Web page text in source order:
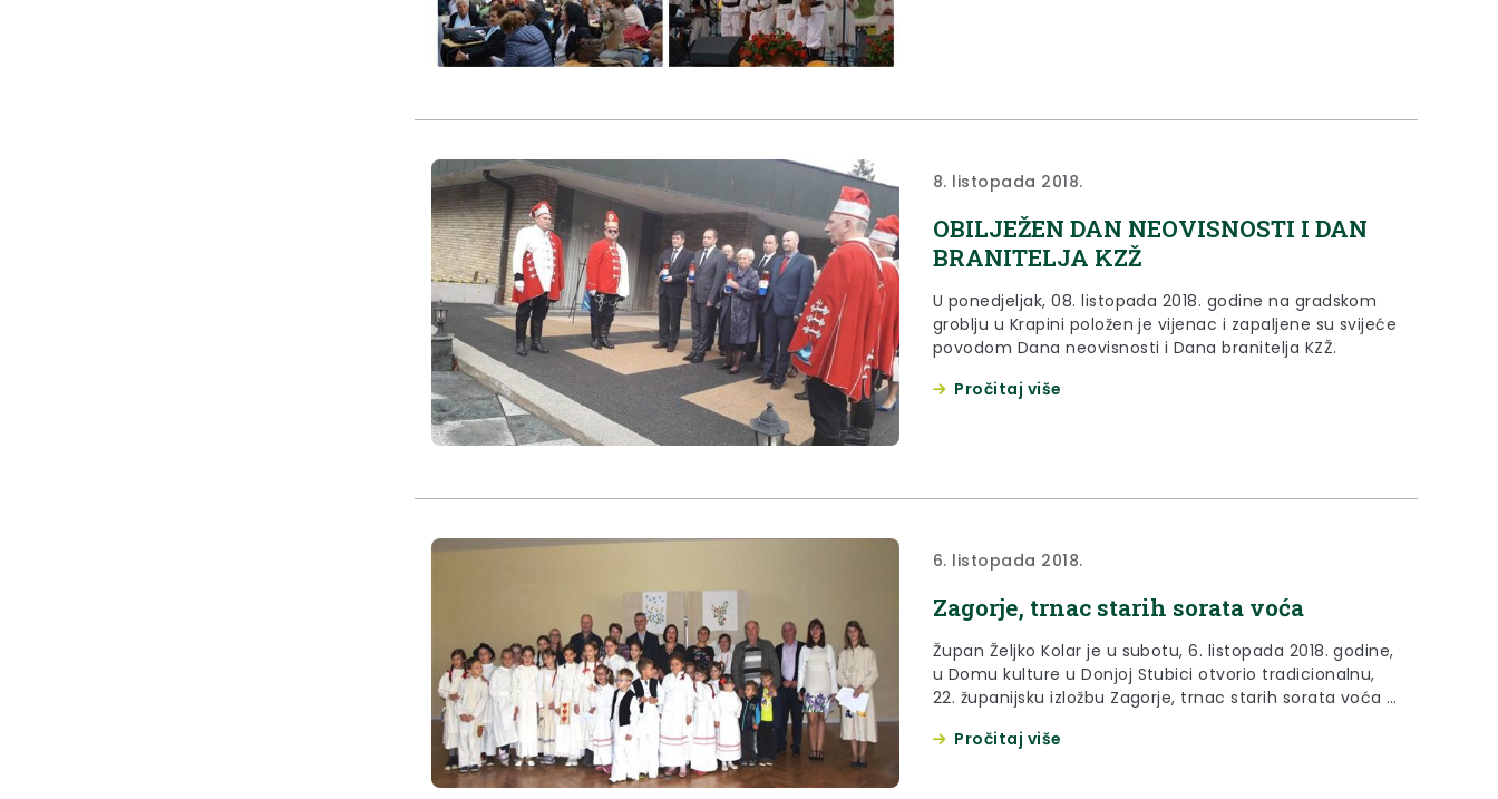
8. listopada 2018.
OBILJEŽEN DAN NEOVISNOSTI I DAN
BRANITELJA KZŽ
U ponedjeljak, 08. listopada 2018. godine na gradskom
groblju u Krapini položen je vijenac i zapaljene su svijeće
povodom Dana neovisnosti i Dana branitelja KZŽ.
Pročitaj više
6. listopada 2018.
Zagorje, trnac starih sorata voća
Župan Željko Kolar je u subotu, 6. listopada 2018. godine,
u Domu kulture u Donjoj Stubici otvorio tradicionalnu,
22. županijsku izložbu Zagorje, trnac starih sorata voća i
i sjemena starih biljnih vrsta i sorata
Pročitaj više